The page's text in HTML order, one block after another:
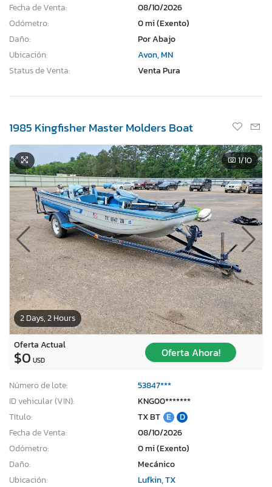
Fecha de Venta:
08/10/2026
Odómetro:
0 mi (Exento)
Daño:
Por Abajo
Ubicación:
Avon, MN
Status de Venta:
Venta Pura
1985 Kingfisher Master Molders Boat
2 Days, 2 Hours
1/10
Oferta Actual
$0 USD
Oferta Ahora!
Número de lote:
53847***
ID vehicular (VIN):
KNG00*******
Título:
TX BT E
D
Fecha de Venta:
08/10/2026
Odómetro:
0 mi (Exento)
Daño:
Mecánico
Ubicación:
Lufkin, TX